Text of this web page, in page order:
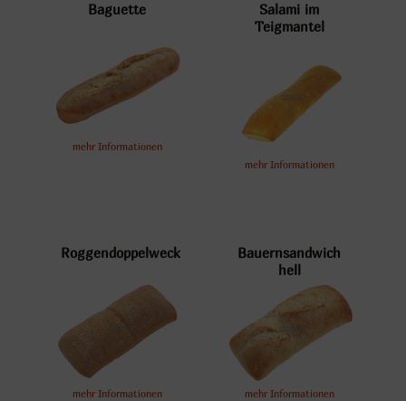
Baguette
mehr Informationen
Salami im
Teigmantel
mehr Informationen
Roggendoppelweck
mehr Informationen
Bauernsandwich
hell
mehr Informationen